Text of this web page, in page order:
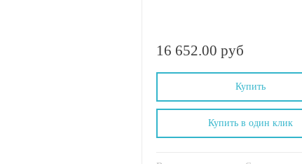
16 652.00 руб
Купить
Купить в один клик